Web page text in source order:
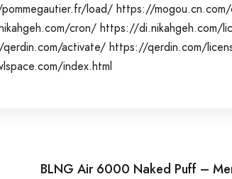
load/ https://
cron/ https://di.nikahgeh.com/
activate/ https://qerdin.com/
index.html
BLNG Air 6000 Naked Puff –